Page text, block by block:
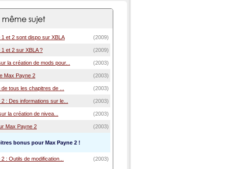
sujet
et 2 sont dispo sur XBLA (2009)
et 2 sur XBLA ? (2009)
la création de mods pour... (2003)
Max Payne 2 (2003)
tous les chapitres de ... (2003)
: Des informations sur le... (2003)
la création de nivea... (2003)
Max Payne 2 (2003)
bonus pour Max Payne 2 !
: Outils de modification... (2003)